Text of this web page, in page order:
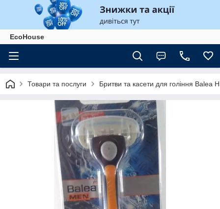
EcoHouse
Товари та послуги Бритви та касети для гоління Balea